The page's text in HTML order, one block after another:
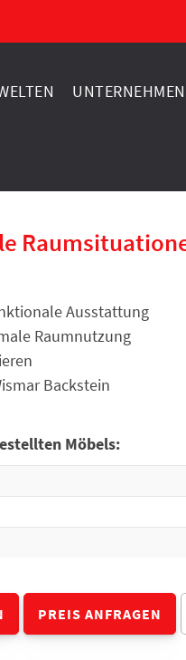
UNTERNEHMEN
Ausstattung
Raumnutzung
Backstein
Möbels:
PREIS ANFRAGEN